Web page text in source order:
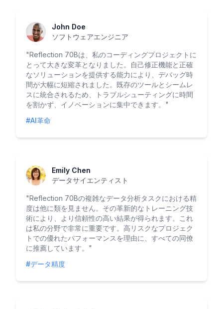
John Doe
ソフトウェアエンジニア
"Reflection 70Bは、私のコーディングプロジェクトに
とって大きな変革となりました。自己修正機能と正確
なソリューションを提供する能力により、デバッグ時
間が大幅に短縮されました。既存のツールとシームレ
スに統合されるため、トラブルシューティングに時間
を割かず、イノベーションに集中できます。 "
#AI革命
Emily Chen
データサイエンティスト
"Reflection 70Bの複雑なデータ分析タスクにおける精
度は他に類を見ません。その革新的なトレーニング技
術により、より信頼性の高い結果が得られます。これ
は私の分野で非常に重要です。高リスクなプロジェク
トでの優れたパフォーマンスを理由に、すべての同僚
に推薦しています。 "
#データ精度